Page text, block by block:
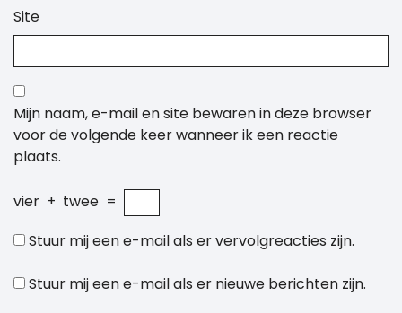
Site
Mijn naam, e-mail en site bewaren in deze browser
voor de volgende keer wanneer ik een reactie
plaats.
vier + twee =
Stuur mij een e-mail als er vervolgreacties zijn.
Stuur mij een e-mail als er nieuwe berichten zijn.